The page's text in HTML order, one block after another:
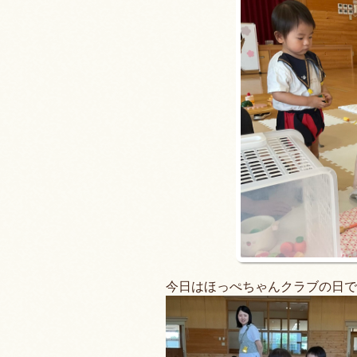
今日はほっぺちゃんクラブの日